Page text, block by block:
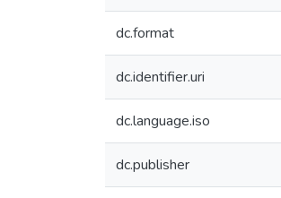
dc.format
dc.identifier.uri
dc.language.iso
dc.publisher